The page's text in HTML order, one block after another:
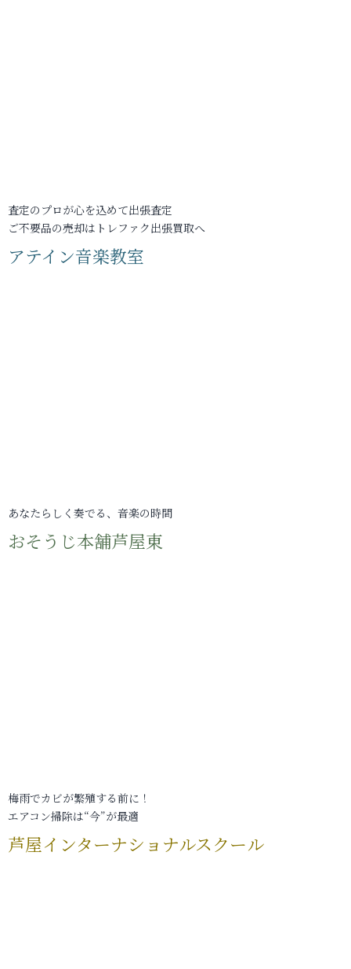
査定のプロが心を込めて出張査定
ご不要品の売却はトレファク出張買取へ
アテイン音楽教室
あなたらしく奏でる、音楽の時間
おそうじ本舗芦屋東
梅雨でカビが繁殖する前に！
エアコン掃除は“今”が最適
芦屋インターナショナルスクール